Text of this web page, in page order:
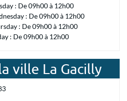
: De 09h00 à 12h00
: De 09h00 à 12h00
: De 09h00 à 12h00
: De 09h00 à 12h00
ville La Gacilly